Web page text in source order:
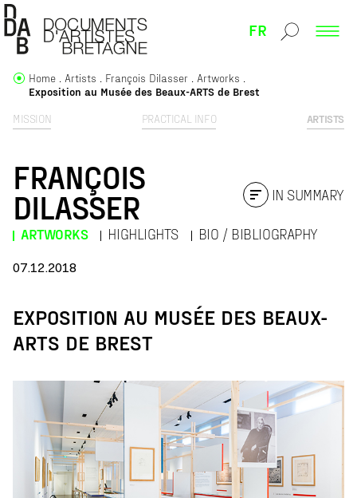
FR
MISSION PRACTICAL INFO ARTISTS
Home Artists François Dilasser
Artworks
Exposition au Musée des Beaux-ARTS de Brest
FRANÇOIS
DILASSER
ARTWORKS HIGHLIGHTS BIO / BIBLIOGRAPHY
IN SUMMARY
07.12.2018
EXPOSITION AU MUSÉE DES BEAUX-
ARTS DE BREST